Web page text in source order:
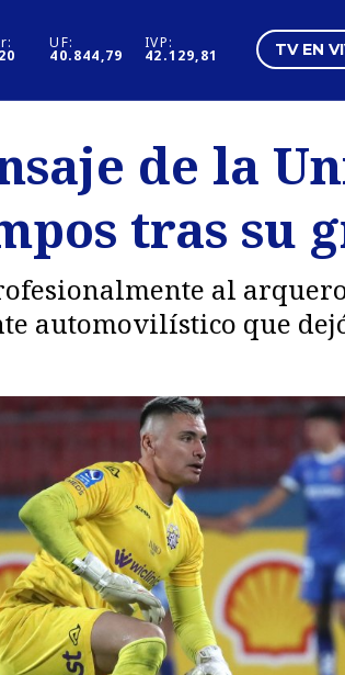
UF:
40.844,79
IVP:
42.129,81 TV EN
Negocios
Pura Mujer
de la
tras su
al
automovilístico que